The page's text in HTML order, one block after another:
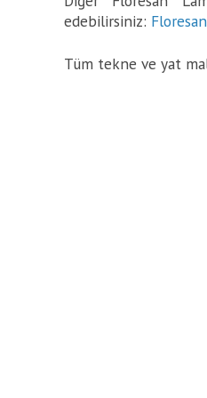
edebilirsiniz:
Tüm tekne ve yat